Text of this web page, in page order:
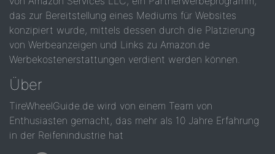
das zur Bereitstellung eines Mediums für Websites
konzipiert wurde, mittels dessen durch die Platzierung
von Werbeanzeigen und Links zu Amazon.de
Werbekostenerstattungen verdient werden können.
Über
TireWheelGuide.de wird von einem Team von
Enthusiasten gemacht, das mehr als 10 Jahre Erfahrung
in der Reifenindustrie hat